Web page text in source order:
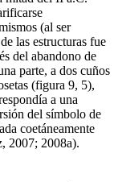
(al ser
las estructuras fue
del abandono de
parte, a dos cuños
(figura 9, 5),
a una
del símbolo de
coetáneamente
2007; 2008a).